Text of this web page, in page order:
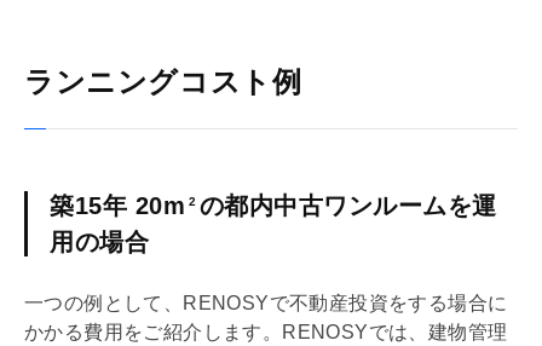
ランニングコスト例
築15年 20m 2 の都内中古ワンルームを運
用の場合
一つの例として、RENOSYで不動産投資をする場合に
かかる費用をご紹介します。RENOSYでは、建物管理